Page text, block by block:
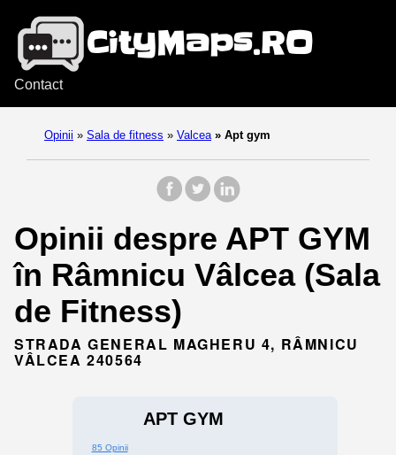
Contact
Opinii » Sala de fitness » Valcea » Apt gym
Opinii despre APT GYM
în Râmnicu Vâlcea (Sala
de Fitness)
STRADA GENERAL MAGHERU 4, RÂMNICU
VÂLCEA 240564
APT GYM
85 Opinii